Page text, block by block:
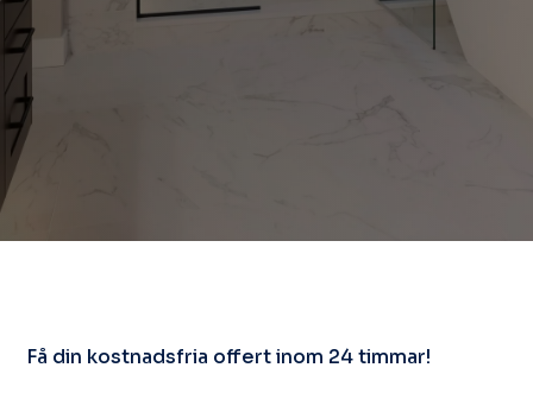
Få din kostnadsfria offert inom 24 timmar!